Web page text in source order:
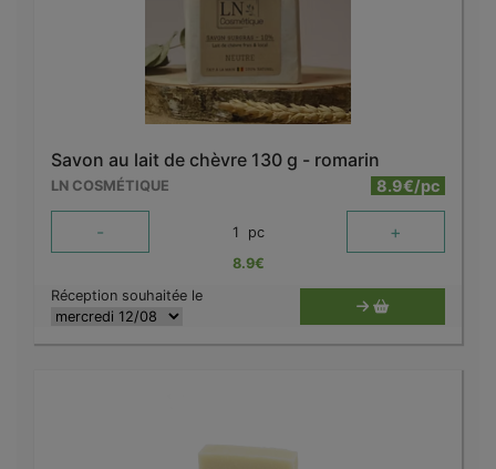
Savon au lait de chèvre 130 g - romarin
LN COSMÉTIQUE 8.9€/pc
- 1 pc +
8.9€
Réception souhaitée le